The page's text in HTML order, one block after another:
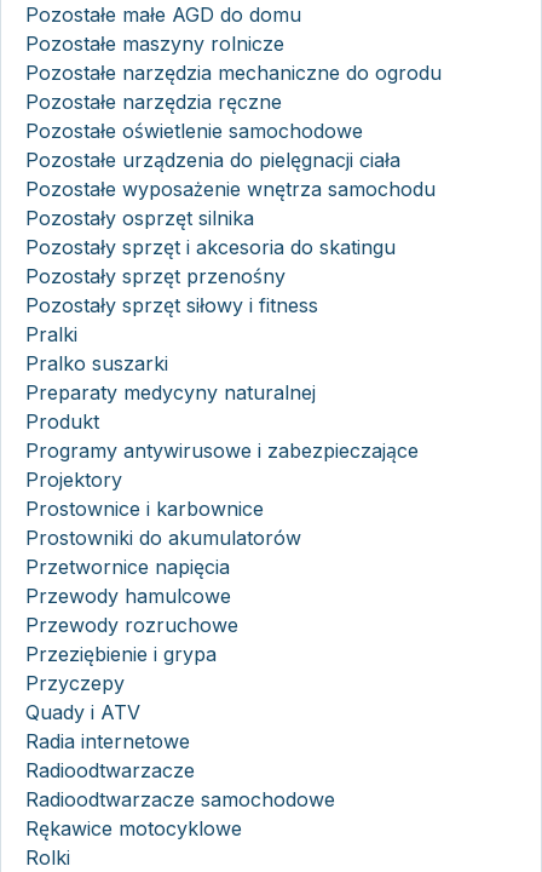
Pozostałe małe AGD do domu
Pozostałe maszyny rolnicze
Pozostałe narzędzia mechaniczne do ogrodu
Pozostałe narzędzia ręczne
Pozostałe oświetlenie samochodowe
Pozostałe urządzenia do pielęgnacji ciała
Pozostałe wyposażenie wnętrza samochodu
Pozostały osprzęt silnika
Pozostały sprzęt i akcesoria do skatingu
Pozostały sprzęt przenośny
Pozostały sprzęt siłowy i fitness
Pralki
Pralko suszarki
Preparaty medycyny naturalnej
Produkt
Programy antywirusowe i zabezpieczające
Projektory
Prostownice i karbownice
Prostowniki do akumulatorów
Przetwornice napięcia
Przewody hamulcowe
Przewody rozruchowe
Przeziębienie i grypa
Przyczepy
Quady i ATV
Radia internetowe
Radioodtwarzacze
Radioodtwarzacze samochodowe
Rękawice motocyklowe
Rolki